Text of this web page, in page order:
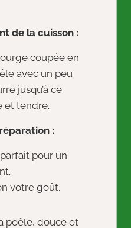
de la cuisson :
coupée en
avec un peu
jusqu’à ce
et tendre.
:
pour un
votre goût.